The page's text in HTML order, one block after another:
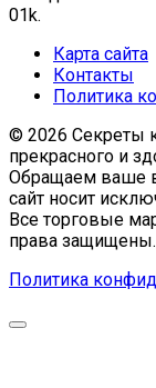
01k.
Карта сайта
Контакты
Политика
© 2026 Секреты
прекрасного и
Обращаем ваше
сайт носит
Все торговые
права защищены.
Политика